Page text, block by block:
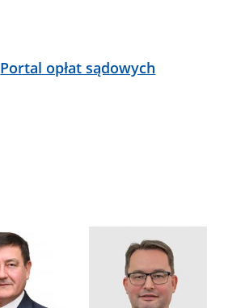
Portal opłat sądowych